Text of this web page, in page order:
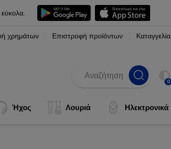
χρημάτων Επιστροφή προϊόντων Καταγγελία
0
Ήχος Λουριά Ηλεκτρονικά